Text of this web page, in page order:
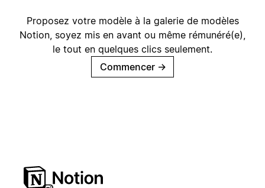
Proposez votre modèle à la galerie de modèles
Notion, soyez mis en avant ou même rémunéré(e),
le tout en quelques clics seulement.
Commencer →